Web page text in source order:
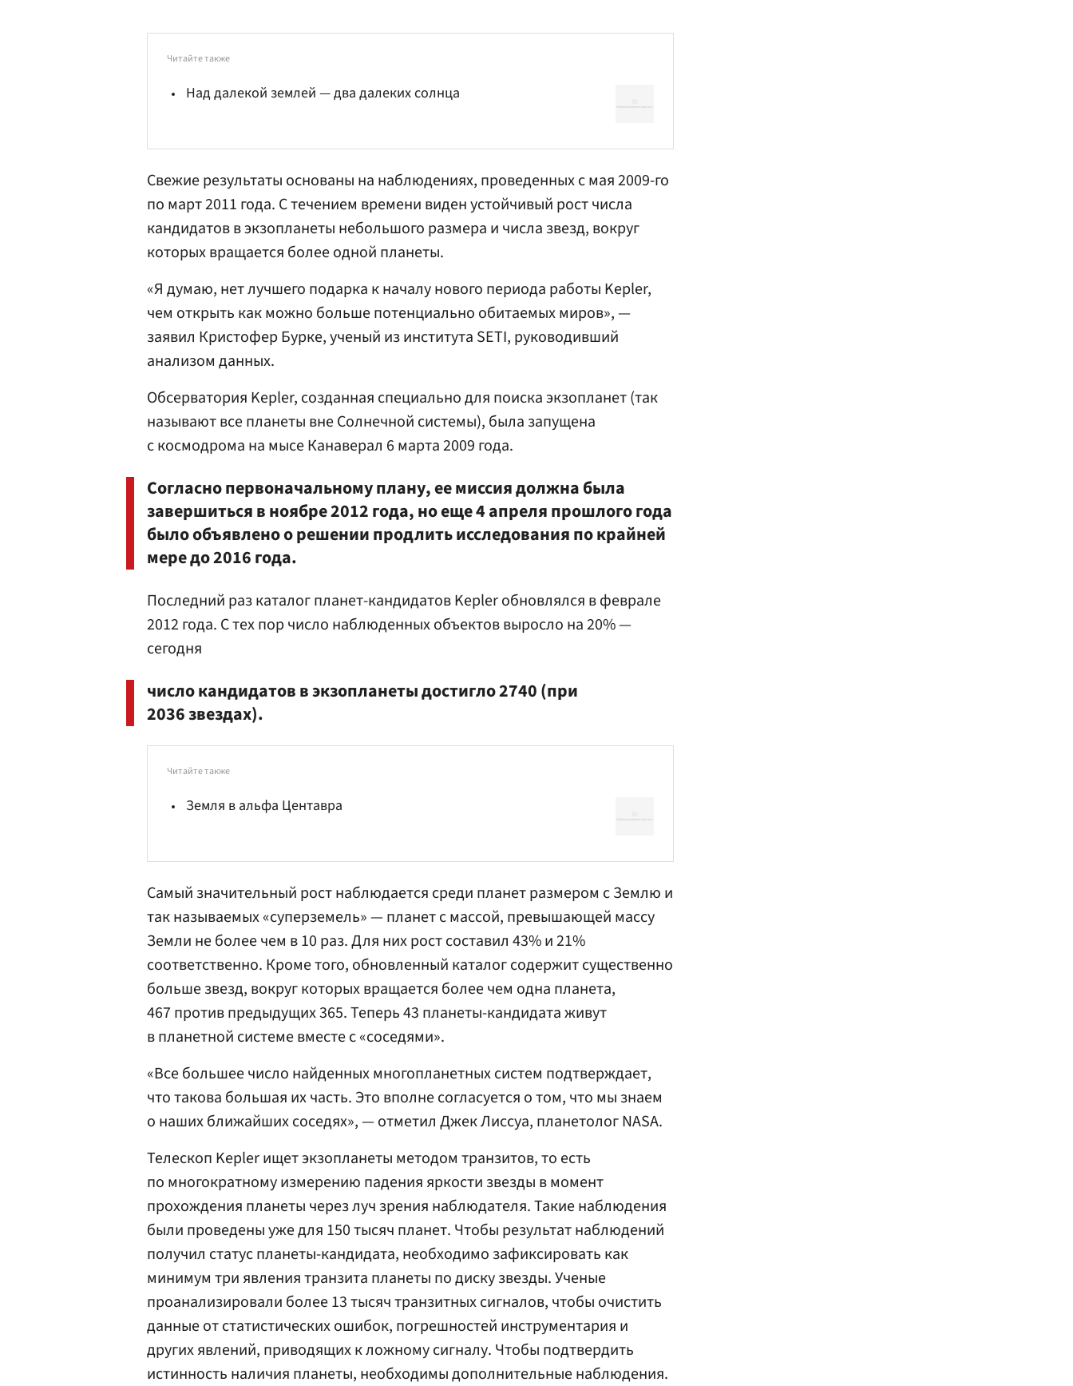
Читайте также
Над далекой землей — два далеких солнца
Свежие результаты основаны на наблюдениях, проведенных с мая 2009-го
по март 2011 года. С течением времени виден устойчивый рост числа
кандидатов в экзопланеты небольшого размера и числа звезд, вокруг
которых вращается более одной планеты.
«Я думаю, нет лучшего подарка к началу нового периода работы Kepler,
чем открыть как можно больше потенциально обитаемых миров», —
заявил Кристофер Бурке, ученый из института SETI, руководивший
анализом данных.
Обсерватория Kepler, созданная специально для поиска экзопланет (так
называют все планеты вне Солнечной системы), была запущена
с космодрома на мысе Канаверал 6 марта 2009 года.
Согласно первоначальному плану, ее миссия должна была
завершиться в ноябре 2012 года, но еще 4 апреля прошлого года
было объявлено о решении продлить исследования по крайней
мере до 2016 года.
Последний раз каталог планет-кандидатов Kepler обновлялся в феврале
2012 года. С тех пор число наблюденных объектов выросло на 20% —
сегодня
число кандидатов в экзопланеты достигло 2740 (при
2036 звездах).
Читайте также
Земля в альфа Центавра
Самый значительный рост наблюдается среди планет размером с Землю и
так называемых «суперземель» — планет с массой, превышающей массу
Земли не более чем в 10 раз. Для них рост составил 43% и 21%
соответственно. Кроме того, обновленный каталог содержит существенно
больше звезд, вокруг которых вращается более чем одна планета,
467 против предыдущих 365. Теперь 43 планеты-кандидата живут
в планетной системе вместе с «соседями».
«Все большее число найденных многопланетных систем подтверждает,
что такова большая их часть. Это вполне согласуется о том, что мы знаем
о наших ближайших соседях», — отметил Джек Лиссуа, планетолог NASA.
Телескоп Kepler ищет экзопланеты методом транзитов, то есть
по многократному измерению падения яркости звезды в момент
прохождения планеты через луч зрения наблюдателя. Такие наблюдения
были проведены уже для 150 тысяч планет. Чтобы результат наблюдений
получил статус планеты-кандидата, необходимо зафиксировать как
минимум три явления транзита планеты по диску звезды. Ученые
проанализировали более 13 тысяч транзитных сигналов, чтобы очистить
данные от статистических ошибок, погрешностей инструментария и
других явлений, приводящих к ложному сигналу. Чтобы подтвердить
истинность наличия планеты, необходимы дополнительные наблюдения.